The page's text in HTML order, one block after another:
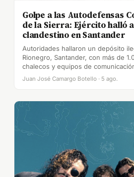
Golpe a las Autodefensas
de la Sierra: Ejército halló
clandestino en Santander
Autoridades hallaron un depósito
Rionegro, Santander, con más de
chalecos y equipos de
Juan José Camargo Botello · 5 ago.